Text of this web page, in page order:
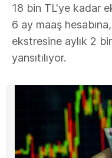
18 bin TL'ye kadar
6 ay maaş
ekstresine aylık 2
yansıtılıyor.